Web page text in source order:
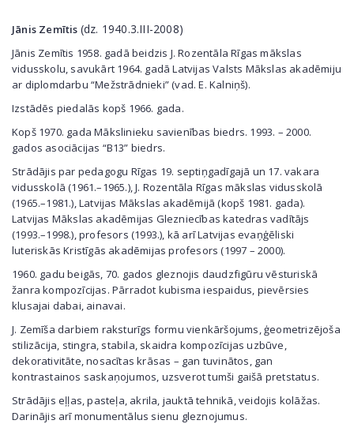
Jānis Zemītis (dz. 1940.3.III-2008)
Jānis Zemītis 1958. gadā beidzis J. Rozentāla Rīgas mākslas
vidusskolu, savukārt 1964. gadā Latvijas Valsts Mākslas akadēmiju
ar diplomdarbu “Mežstrādnieki” (vad. E. Kalniņš).
Izstādēs piedalās kopš 1966. gada.
Kopš 1970. gada Mākslinieku savienības biedrs. 1993. – 2000.
gados asociācijas “B13” biedrs.
Strādājis par pedagogu Rīgas 19. septiņgadīgajā un 17. vakara
vidusskolā (1961.–1965.), J. Rozentāla Rīgas mākslas vidusskolā
(1965.–1981.), Latvijas Mākslas akadēmijā (kopš 1981. gada).
Latvijas Mākslas akadēmijas Glezniecības katedras vadītājs
(1993.–1998.), profesors (1993.), kā arī Latvijas evaņģēliski
luteriskās Kristīgās akadēmijas profesors (1997 – 2000).
1960. gadu beigās, 70. gados gleznojis daudzfigūru vēsturiskā
žanra kompozīcijas. Pārradot kubisma iespaidus, pievērsies
klusajai dabai, ainavai.
J. Zemīša darbiem raksturīgs formu vienkāršojums, ģeometrizējoša
stilizācija, stingra, stabila, skaidra kompozīcijas uzbūve,
dekorativitāte, nosacītas krāsas – gan tuvinātos, gan
kontrastainos saskaņojumos, uzsverot tumši gaišā pretstatus.
Strādājis eļļas, pasteļa, akrila, jauktā tehnikā, veidojis kolāžas.
Darinājis arī monumentālus sienu gleznojumus.